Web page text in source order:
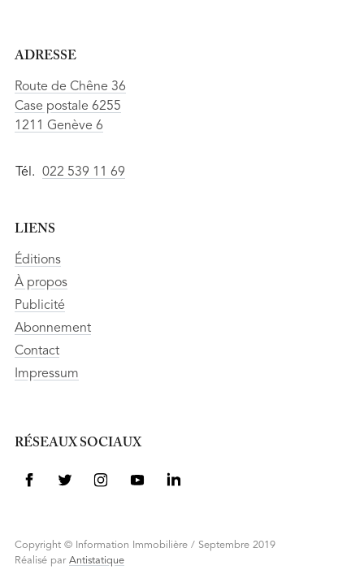
ADRESSE
Route de Chêne 36
Case postale 6255
1211 Genève 6
Tél. 022 539 11 69
LIENS
Éditions
À propos
Publicité
Abonnement
Contact
Impressum
RÉSEAUX SOCIAUX
Copyright © Information Immobilière / Septembre 2019
Réalisé par Antistatique